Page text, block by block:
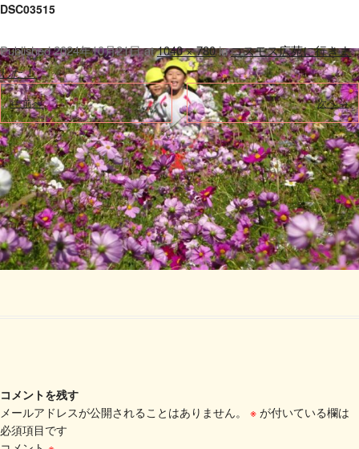
DSC03515
Published2024年10月21日at1040 × 780inコスモス広苑に行きま
した！.
← 前へ 次へ →
コメントを残す
メールアドレスが公開されることはありません。
※ が付いている欄は
必須項目です